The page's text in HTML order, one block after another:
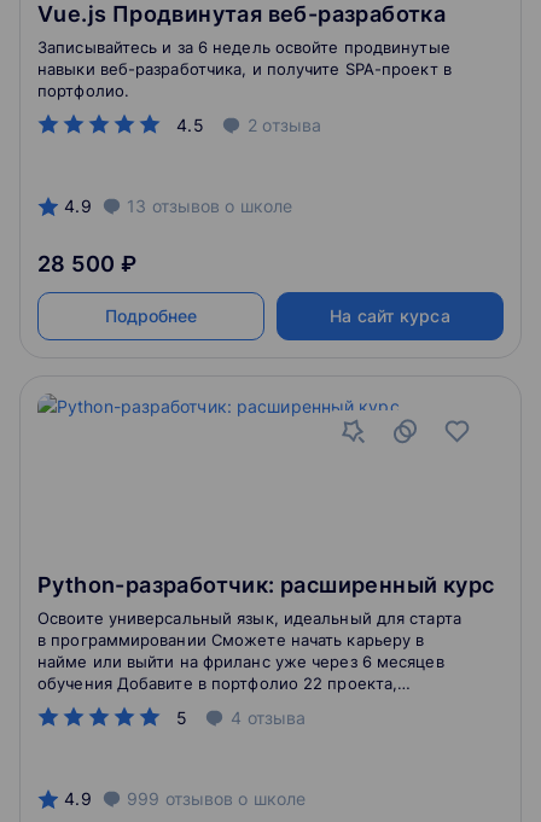
Vue.js Продвинутая веб-разработка
4.5 2 отзыва
Записывайтесь и за 6 недель освойте продвинутые
навыки веб-разработчика, и получите SPA-проект в
портфолио.
4.9 13 отзывов о школе
28 500 ₽
Подробнее На сайт курса
Python-разработчик: расширенный курс
5 4 отзыва
Освоите универсальный язык, идеальный для старта
в программировании Сможете начать карьеру в
найме или выйти на фриланс уже через 6 месяцев
обучения Добавите в портфолио 22 проекта,
поработаете над реальными кейсами и примете
участие в хакатоне
4.9 999 отзывов о школе